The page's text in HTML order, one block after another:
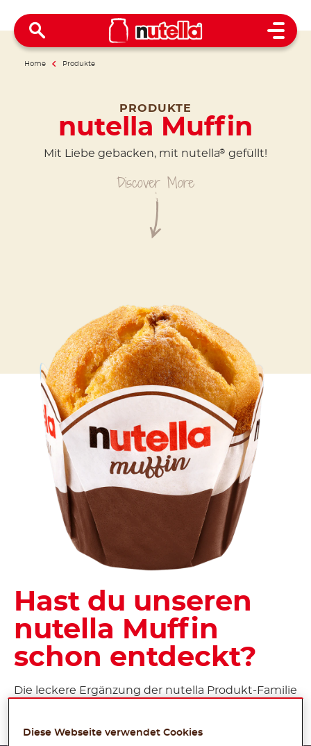
Open
Home Produkte
PRODUKTE
nutella Muffin
Mit Liebe gebacken, mit nutella® gefüllt!
Hast du unseren
nutella Muffin
schon entdeckt?
Die leckere Ergänzung der nutella Produkt-Familie
Diese Webseite verwendet Cookies